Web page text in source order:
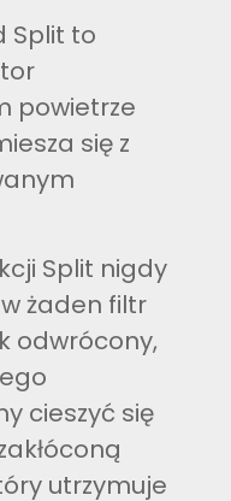
Split to
powietrze
się z
Split nigdy
żaden filtr
odwrócony,
cieszyć się
utrzymuje